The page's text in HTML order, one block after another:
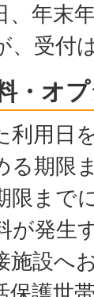
、年末
、受付
・オ
利用日
る期限
限まで
が発生
施設へ